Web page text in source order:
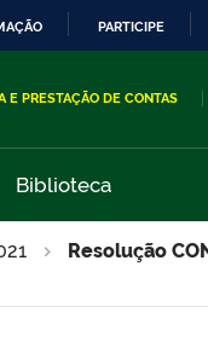
PARTICIPE
E PRESTAÇÃO DE CONTAS
Biblioteca
Resolução